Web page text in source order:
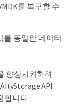
를 복구할 수
를 동일한 데이터
향상시키하려
API
합니다.